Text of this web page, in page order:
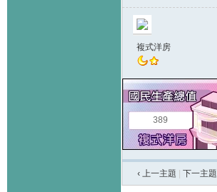
複式洋房
389
‹ 上一主題 下一主題